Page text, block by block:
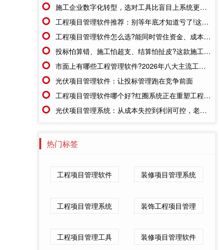
施工企业数字化转型，选对工具比盲目上系统更重要
工程项目管理软件推荐：别等年底才知道亏了!这套系统让每一分钱都有迹可循
工程项目管理软件怎么选?能同时管住资金、成本、进度的才靠谱
投标怕算错、施工怕超支、结算怕扯皮?这款施工成本管理系统一招全解决
市面上有哪些工程管理软件?2026年八大主流工具深度盘点
光伏项目管理软件：让投标管理跑在竞争前面
工程项目管理软件哪个好?红圈系统正在重塑工程企业的"数字大脑"
光伏项目管理系统：从成本失控到利润可控，老板只需做对一步
热门标签
工程项目管理软件 装修项目管理系统
工程项目管理系统 装饰工程项目管理
工程项目管理工具 装修项目管理软件